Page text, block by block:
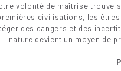
volonté de maîtrise trouve
civilisations, les
des dangers et des
nature devient un moyen de